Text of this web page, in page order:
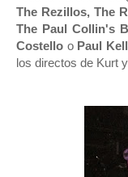
The Rezillos, The
The Paul Collin's
Costello oPaul
los directos de Kurt